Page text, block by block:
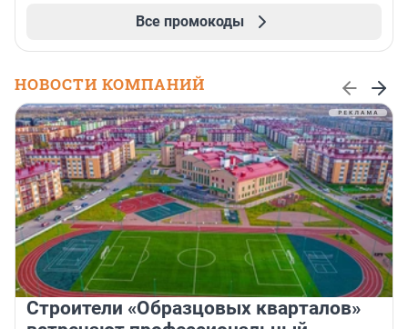
Все промокоды
НОВОСТИ КОМПАНИЙ
Строители «Образцовых кварталов»